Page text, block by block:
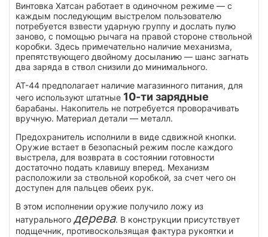
Винтовка Хатсан работает в одиночном режиме — с
каждым последующим выстрелом пользователю
потребуется взвести ударную группу и дослать пулю
заново, с помощью рычага на правой стороне ствольной
коробки. Здесь примечательно наличие механизма,
препятствующего двойному досыланию — шанс загнать
два заряда в ствол снизили до минимального.
АТ-44 предполагает наличие магазинного питания, для
чего используют штатные 10-ти зарядные
барабаны. Накопитель не потребуется проворачивать
вручную. Материал детали — металл.
Предохранитель исполнили в виде сдвижной кнопки.
Оружие встает в безопасный режим после каждого
выстрела, для возврата в состоянии готовности
достаточно подать клавишу вперед. Механизм
расположили за ствольной коробкой, за счет чего он
доступен для пальцев обеих рук.
В этом исполнении оружие получило ложу из
натурального дерева. В конструкции присутствует
подщечник, противоскользящая фактура рукоятки и